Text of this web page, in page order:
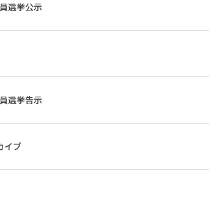
選挙公示
選挙告示
イブ